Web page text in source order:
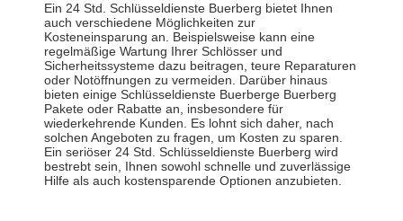
Ein 24 Std. Schlüsseldienste Buerberg bietet Ihnen
auch verschiedene Möglichkeiten zur
Kosteneinsparung an. Beispielsweise kann eine
regelmäßige Wartung Ihrer Schlösser und
Sicherheitssysteme dazu beitragen, teure Reparaturen
oder Notöffnungen zu vermeiden. Darüber hinaus
bieten einige Schlüsseldienste Buerberge Buerberg
Pakete oder Rabatte an, insbesondere für
wiederkehrende Kunden. Es lohnt sich daher, nach
solchen Angeboten zu fragen, um Kosten zu sparen.
Ein seriöser 24 Std. Schlüsseldienste Buerberg wird
bestrebt sein, Ihnen sowohl schnelle und zuverlässige
Hilfe als auch kostensparende Optionen anzubieten.